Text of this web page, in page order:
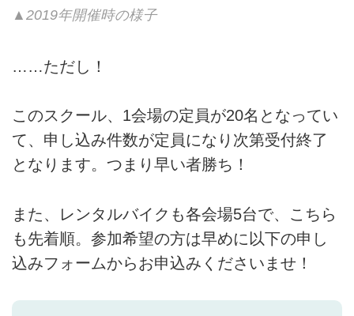
▲2019年開催時の様子
……ただし！
このスクール、1会場の定員が20名となってい
て、申し込み件数が定員になり次第受付終了
となります。つまり早い者勝ち！
また、レンタルバイクも各会場5台で、こちら
も先着順。参加希望の方は早めに以下の申し
込みフォームからお申込みくださいませ！